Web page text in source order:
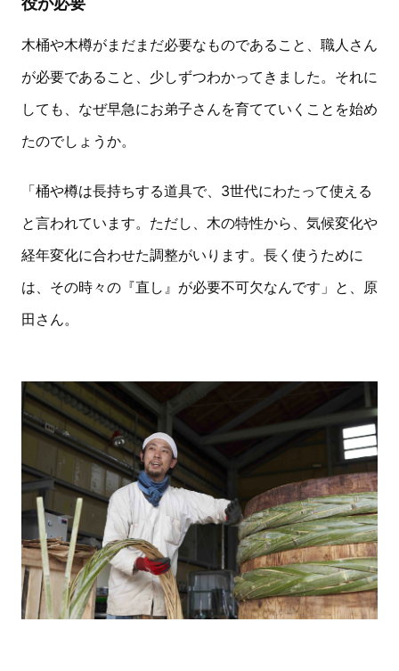
木桶や木樽がまだまだ必要なものであること、職人さん
が必要であること、少しずつわかってきました。それに
しても、なぜ早急にお弟子さんを育てていくことを始め
たのでしょうか。
「桶や樽は長持ちする道具で、3世代にわたって使える
と言われています。ただし、木の特性から、気候変化や
経年変化に合わせた調整がいります。長く使うために
は、その時々の『直し』が必要不可欠なんです」と、原
田さん。